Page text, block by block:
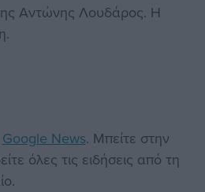
Αντώνης Λουδάρος. Η
Google News. Μπείτε στην
όλες τις ειδήσεις από τη